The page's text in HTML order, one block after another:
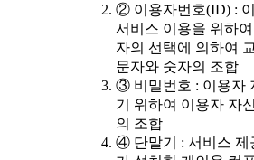
② 이용자번호(ID) :
서비스 이용을 위하
자의 선택에 의하여
문자와 숫자의 조합
③ 비밀번호 : 이용자
기 위하여 이용자 자
의 조합
④ 단말기 : 서비스 제